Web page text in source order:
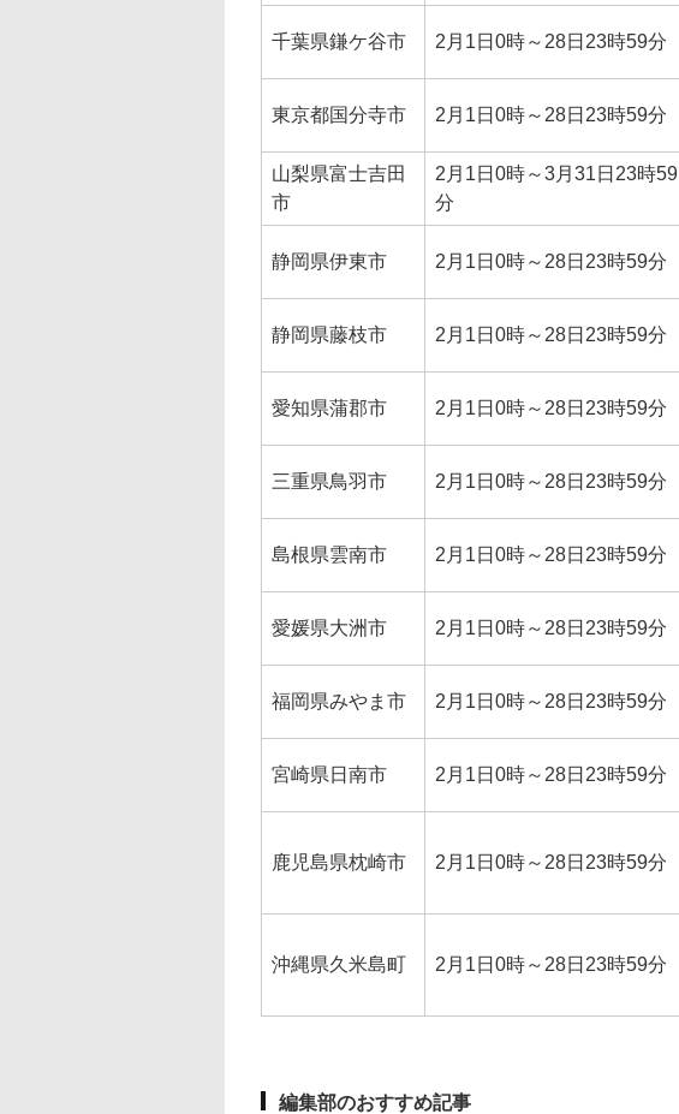
千葉県鎌ケ谷市 2月1日0時～28日23時59分
東京都国分寺市 2月1日0時～28日23時59分
山梨県富士吉田
市
2月1日0時～3月31日23時59
分
静岡県伊東市 2月1日0時～28日23時59分
静岡県藤枝市 2月1日0時～28日23時59分
愛知県蒲郡市 2月1日0時～28日23時59分
三重県鳥羽市 2月1日0時～28日23時59分
島根県雲南市 2月1日0時～28日23時59分
愛媛県大洲市 2月1日0時～28日23時59分
福岡県みやま市 2月1日0時～28日23時59分
宮崎県日南市 2月1日0時～28日23時59分
鹿児島県枕崎市 2月1日0時～28日23時59分
沖縄県久米島町 2月1日0時～28日23時59分
編集部のおすすめ記事